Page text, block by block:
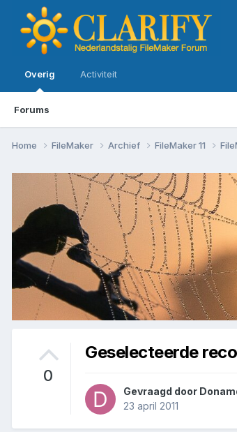
Overig
Forums
Activiteit
Home FileMaker Archief FileMaker 11
0
Geselecteerde
Gevraagd door
23 april 2011